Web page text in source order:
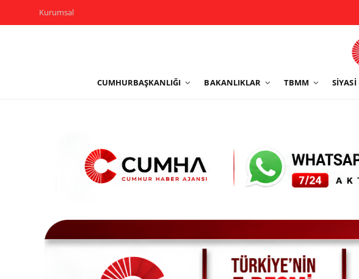
Kurumsal
CUMHURBAŞKANLIĞI BAKANLIKLAR TBMM SIYASI
Yerel Yönetimler